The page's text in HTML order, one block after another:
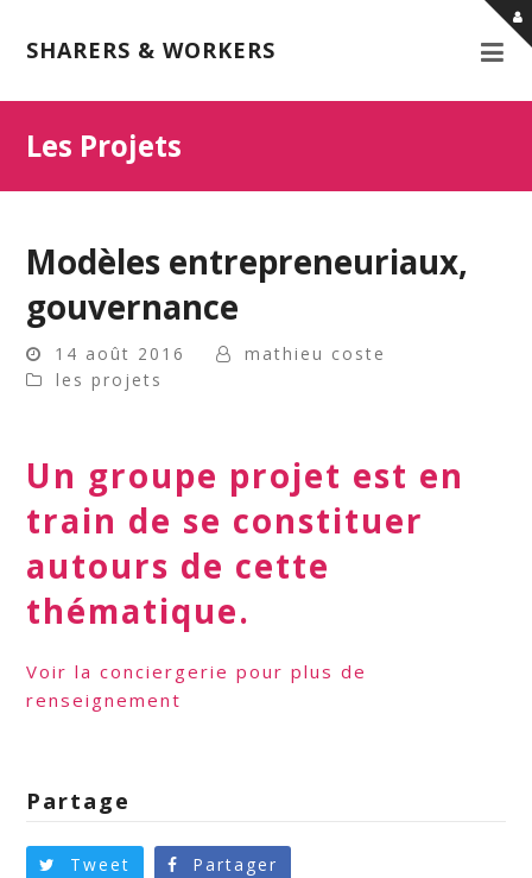
SHARERS & WORKERS
Les Projets
Modèles entrepreneuriaux,
gouvernance
14 août 2016
mathieu coste
les projets
Un groupe projet est en
train de se constituer
autours de cette
thématique.
Voir la conciergerie pour plus de
renseignement
Partage
Tweet Partager